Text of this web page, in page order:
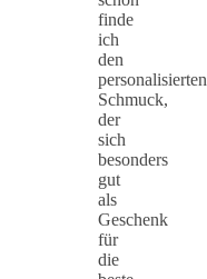
finde
ich
den
personalisierten
Schmuck,
der
sich
besonders
gut
als
Geschenk
für
die